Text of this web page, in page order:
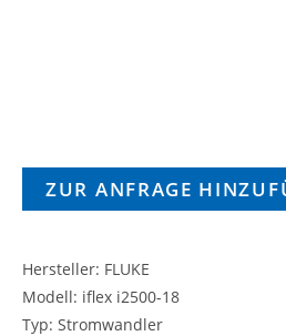
ZUR ANFRAGE
Hersteller: FLUKE
Modell: iflex i2500-18
Typ: Stromwandler